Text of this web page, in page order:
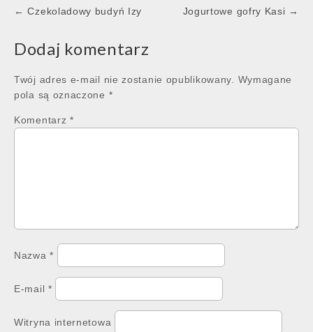
Post
← Czekoladowy budyń Izy Jogurtowe gofry Kasi →
Dodaj komentarz
Twój adres e-mail nie zostanie opublikowany.
Wymagane
pola są oznaczone *
Komentarz *
Nazwa*
E-mail *
Witryna internetowa